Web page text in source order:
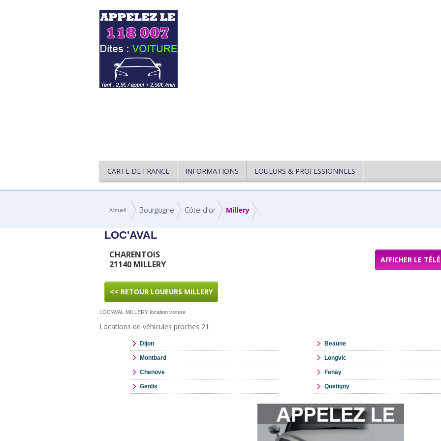
CARTE DE FRANCE INFORMATIONS LOUEURS & PROFESSIONNELS
Accueil Bourgogne Côte-d'or Millery
LOC'AVAL
CHARENTOIS
21140 MILLERY
AFFICHER LE
<< RETOUR LOUEURS MILLERY
LOC'AVAL MILLERY location voiture
Locations de véhicules proches 21 :
Dijon Beaune
Montbard Longvic
Chenove Fenay
Genlis Quetigny